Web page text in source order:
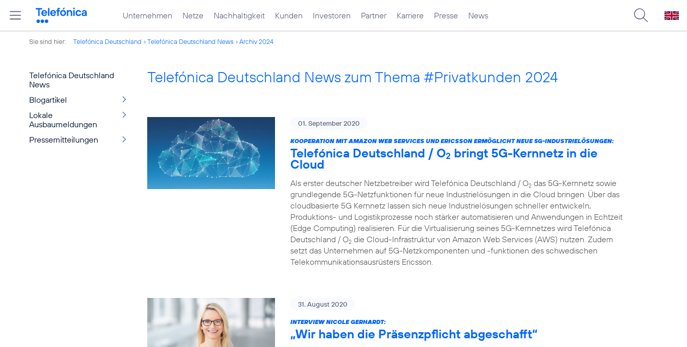
Unternehmen Netze Nachhaltigkeit Kunden Investoren Partner Karriere Presse News
Sie sind hier: Telefónica Deutschland Telefónica Deutschland News Archiv 2024
Telefónica Deutschland
News
Blogartikel
Lokale
Ausbaumeldungen
Pressemitteilungen
Telefónica Deutschland News zum Thema #Privatkunden 2024
01. September 2020
KOOPERATION MIT AMAZON WEB SERVICES UND ERICSSON ERMÖGLICHT NEUE 5G-INDUSTRIELÖSUNGEN:
Telefónica Deutschland / O2 bringt 5G-Kernnetz in die
Cloud
Als erster deutscher Netzbetreiber wird Telefónica Deutschland / O2 das 5G-Kernnetz sowie
grundlegende 5G-Netzfunktionen für neue Industrielösungen in die Cloud bringen. Über das
cloudbasierte 5G Kernnetz lassen sich neue Industrielösungen schneller entwickeln,
Produktions- und Logistikprozesse noch stärker automatisieren und Anwendungen in Echtzeit
(Edge Computing) realisieren. Für die Virtualisierung seines 5G-Kernnetzes wird Telefónica
Deutschland / O2 die Cloud-Infrastruktur von Amazon Web Services (AWS) nutzen. Zudem
setzt das Unternehmen auf 5G-Netzkomponenten und -funktionen des schwedischen
Telekommunikationsausrüsters Ericsson.
31. August 2020
INTERVIEW NICOLE GERHARDT:
„Wir haben die Präsenzpflicht abgeschafft“